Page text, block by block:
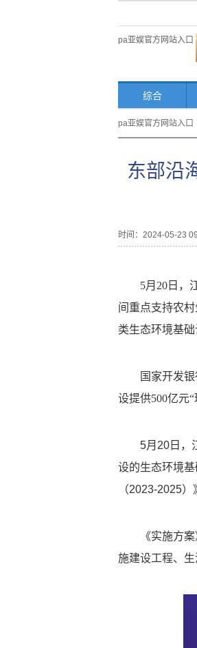
pa亚娱官方网站入口
综合
pa亚娱官方网站入口
东部沿
时间：2024-05-23
5月20日，
间重点支持农
类生态环境基础
国家开发
设提供500亿元“
5月20日，
设的生态环境
（2023-2025
《实施方
施建设工程、